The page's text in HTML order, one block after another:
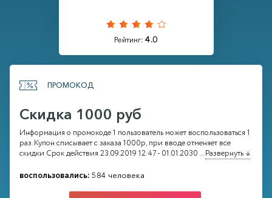
Рейтинг: 4.0
ПРОМОКОД
Скидка 1000 руб
Информация о промокоде 1 пользователь может воспользоваться 1
раз. Купон списывает с заказа 1000р, при вводе отменяет все
скидки Срок действия 23.09.2019 12:47 - 01.01.2030...Развернуть ↓
воспользовались: 584 человека